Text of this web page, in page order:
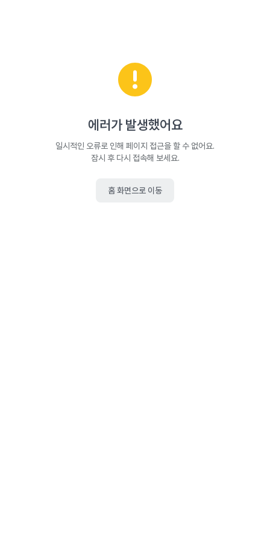
에러가 발생했어요
일시적인 오류로 인해 페이지 접근을 할 수 없어요.
잠시 후 다시 접속해 보세요.
홈 화면으로 이동